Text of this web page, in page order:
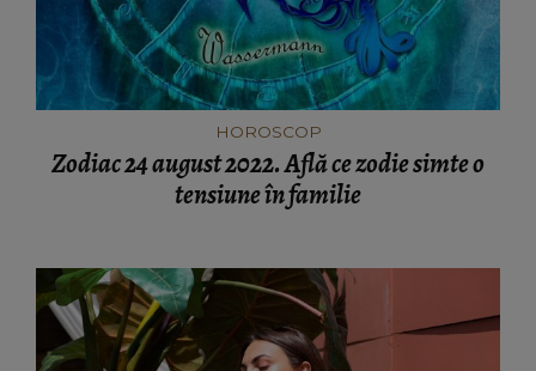
HOROSCOP
Zodiac 24 august 2022. Află ce zodie simte o
tensiune în familie